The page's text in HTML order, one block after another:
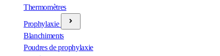
Thermomètres
Prophylaxie
Blanchiments
Poudres de prophylaxie